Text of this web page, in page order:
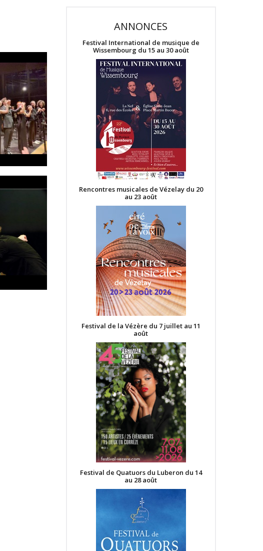
ANNONCES
Festival International de musique de
Wissembourg du 15 au 30 août
Rencontres musicales de Vézelay du 20
au 23 août
Festival de la Vézère du 7 juillet au 11
août
Festival de Quatuors du Luberon du 14
au 28 août